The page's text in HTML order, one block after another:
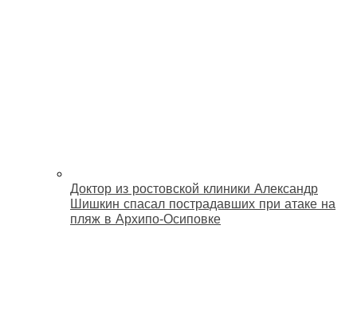
Доктор из ростовской клиники Александр
Шишкин спасал пострадавших при атаке на
пляж в Архипо‑Осиповке